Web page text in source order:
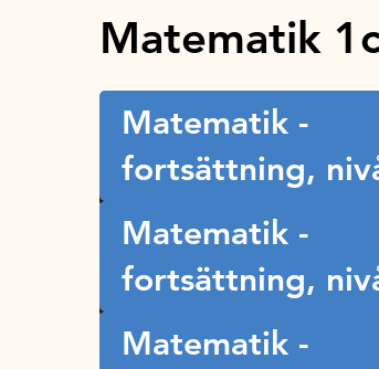
Matematik
Matematik -
fortsättning,
Matematik -
fortsättning,
Matematik -